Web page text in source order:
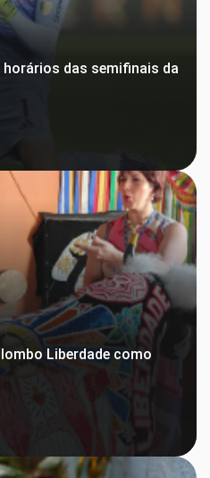
das semifinais da
Liberdade como